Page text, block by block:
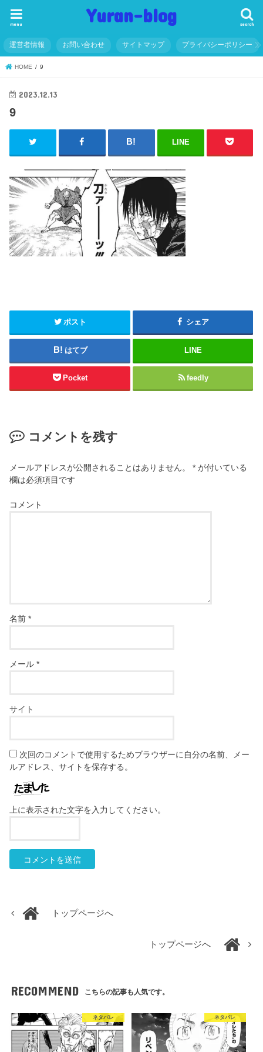
Yuran-blog search
menu
運営者情報 お問い合わせ サイトマップ プライバシーポリシー
HOME 9
2023.12.13
9
LINE
ポスト シェア
はてブ LINE
Pocket feedly
コメントを残す
メールアドレスが公開されることはありません。 * が付いている
欄は必須項目です
コメント
名前*
メール*
サイト
次回のコメントで使用するためブラウザーに自分の名前、メー
ルアドレス、サイトを保存する。
上に表示された文字を入力してください。
トップページへ
トップページへ
RECOMMEND こちらの記事も人気です。
ネタバレ ネタバレ